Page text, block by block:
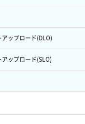
効化
効化
得
新（ネームタグ変更）
ーカルネットワーク用）
ーカルネットワーク用）
得
ネットワーク用）
ップロード(DLO)
ップロード(SLO)